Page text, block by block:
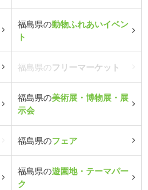
福島県の動物ふれあいイベン
ト
福島県のフリーマーケット
福島県の美術展・博物展・展
示会
福島県のフェア
福島県の遊園地・テーマパー
ク